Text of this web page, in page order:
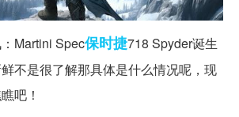
Martini Spec保时捷718 Spyder诞生
不是很了解那具体是什么情况呢，现
吧！